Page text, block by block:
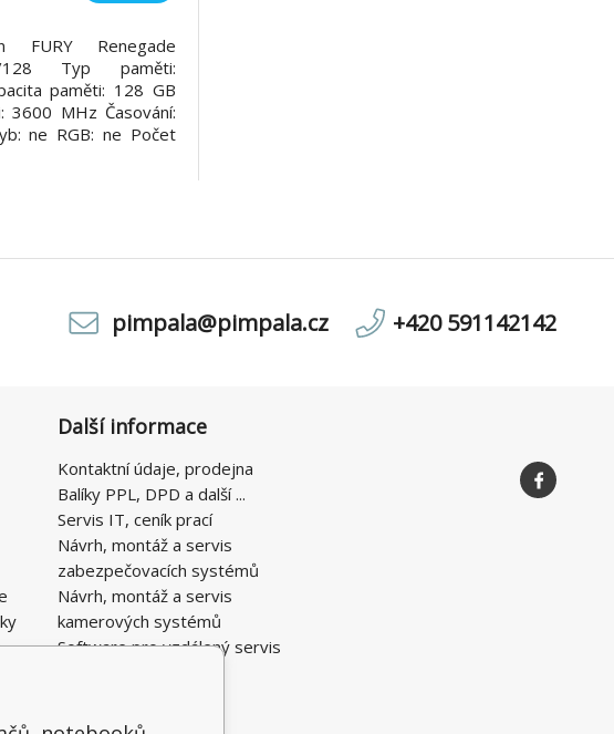
FURY Renegade
128 Typ paměti:
paměti: 128 GB
3600 MHz Časování:
ne RGB: ne Počet
pimpala@pimpala.cz +420 591142142
Další informace
Kontaktní údaje, prodejna
Balíky PPL, DPD a další ...
Servis IT, ceník prací
Návrh, montáž a servis
zabezpečovacích systémů
Návrh, montáž a servis
kamerových systémů
Software pro vzdálený servis